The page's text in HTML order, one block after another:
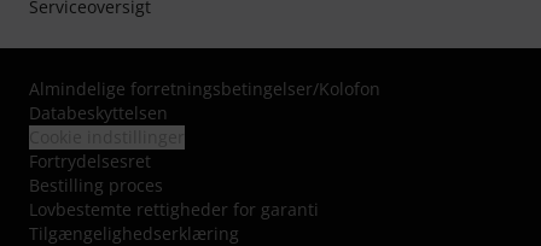
Serviceoversigt
Almindelige forretningsbetingelser/Kolofon
Databeskyttelsen
Fortrydelsesret
Bestilling proces
Lovbestemte rettigheder for garanti
Tilgængelighedserklæring